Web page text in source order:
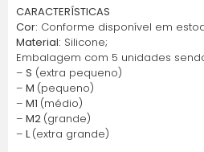
2x de R$ 6,06 sem
juros
CARACTERÍSTICAS
Cor: Conforme disponível em
Material: Silicone;
Embalagem com 5 unidades
– S (extra pequeno)
– M (pequeno)
– M1 (médio)
– M2 (grande)
– L(extra grande)